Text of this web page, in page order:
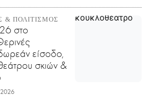
& ΠΟΛΙΤΙΣΜΟΣ
στο
είσοδο,
σκιών &